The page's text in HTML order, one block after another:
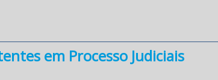
em Processo Judiciais